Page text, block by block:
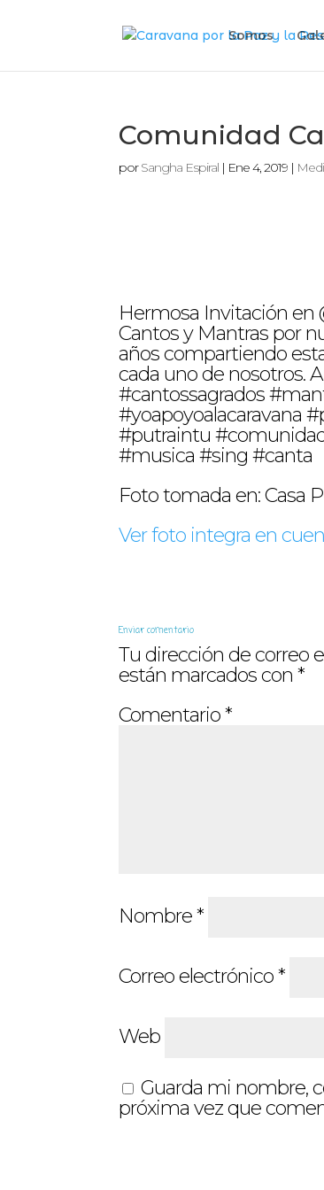
Somos
Comunidad
porSangha Espiral | Ene 4, 2019 |
Hermosa Invitación en
Cantos y Mantras por
años compartiendo
cada uno de nosotros.
#cantossagrados
#yoapoyoalacaravana
#putraintu
#musica #sing #canta
Foto tomada en: Casa
Ver foto integra en
Enviar comentario
Tu dirección de correo
están marcados con*
Comentario*
Nombre*
Correo electrónico*
Web
Guarda mi nombre,
próxima vez que